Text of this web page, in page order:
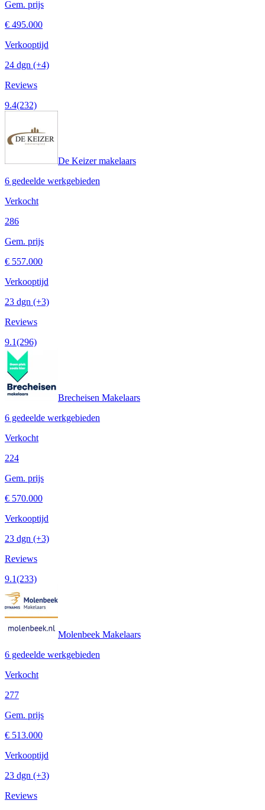
Gem. prijs
€ 495.000
Verkooptijd
24 dgn (+4)
Reviews
9.4(232)
De Keizer makelaars
6 gedeelde werkgebieden
Verkocht
286
Gem. prijs
€ 557.000
Verkooptijd
23 dgn (+3)
Reviews
9.1(296)
Brecheisen Makelaars
6 gedeelde werkgebieden
Verkocht
224
Gem. prijs
€ 570.000
Verkooptijd
23 dgn (+3)
Reviews
9.1(233)
Molenbeek Makelaars
6 gedeelde werkgebieden
Verkocht
277
Gem. prijs
€ 513.000
Verkooptijd
23 dgn (+3)
Reviews